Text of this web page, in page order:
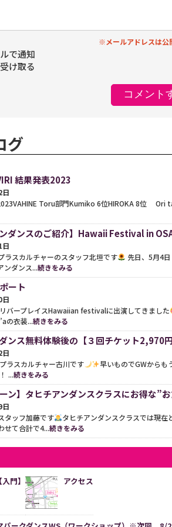
※メールアドレスは公
で通知
け取る
グ
結果発表2023
日
Toru部門Kumiko 6位HIROKA 8位
ンダンスのご紹介】Hawaii Festival in
日
ラスカルチャーのスタッフ北垣です
先日、5月4
ンダンス...続きをみる
ート
日
バープレイスHawaiian festivalに出演してきました
の衣装...続きをみる
ンス無料体験後の【３回チケット2,970
日
ラスカルチャー古川です
早いものでGWからも
！ ...続きをみる
ーン】タヒチアンダンスクラスにお得な”
日
タッフ加藤です
タヒチアンダンスクラスでは現在
せて合計で4...続きをみる
門】 アクセス